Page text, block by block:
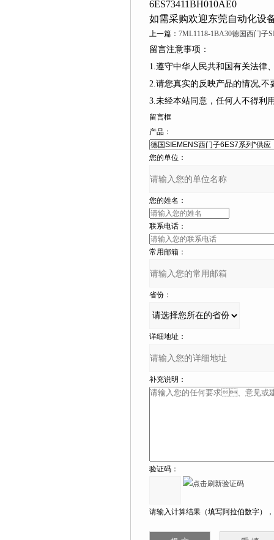
6ES73411BH010AE0
如需采购欢迎东莞自动化设备有
上一篇： 7ML1118-1BA30德国西门子
留言注意事项：
1.遵守中华人民共和国有关法律
2.请您真实的反映产品的情况,不要捏
3.未经本站同意，任何人不得
留言框
产品：
您的单位：
您的姓名：
联系电话：
常用邮箱：
省份：
详细地址：
补充说明：
验证码：
请输入计算结果（填写阿拉伯数字），